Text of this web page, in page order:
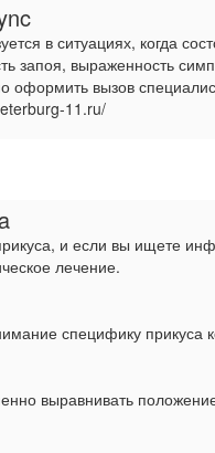
в ситуациях, когда
запоя, выраженность
вызов
11.ru/
и если вы ищете
лечение.
специфику прикуса
выравнивать